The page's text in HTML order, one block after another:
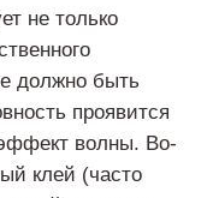
не только
должно быть
проявится
волны. Во-
клей (часто